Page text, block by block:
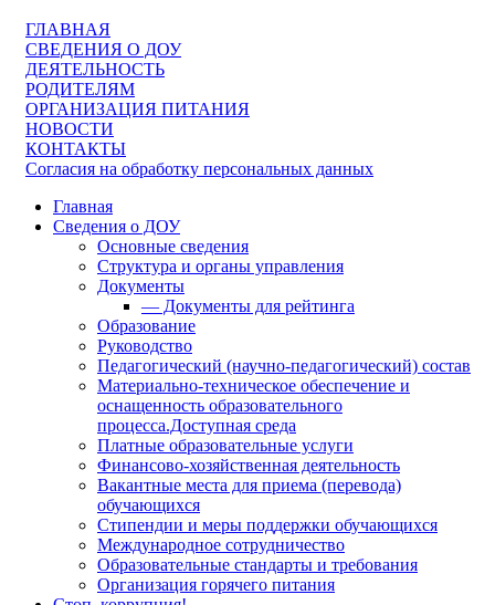
ГЛАВНАЯ
СВЕДЕНИЯ О ДОУ
ДЕЯТЕЛЬНОСТЬ
РОДИТЕЛЯМ
ОРГАНИЗАЦИЯ ПИТАНИЯ
НОВОСТИ
КОНТАКТЫ
Согласия на обработку персональных данных
Главная
Сведения о ДОУ
Основные сведения
Структура и органы управления
Документы
— Документы для рейтинга
Образование
Руководство
Педагогический (научно-педагогический) состав
Материально-техническое обеспечение и
оснащенность образовательного
процесса.Доступная среда
Платные образовательные услуги
Финансово-хозяйственная деятельность
Вакантные места для приема (перевода)
обучающихся
Стипендии и меры поддержки обучающихся
Международное сотрудничество
Образовательные стандарты и требования
Организация горячего питания